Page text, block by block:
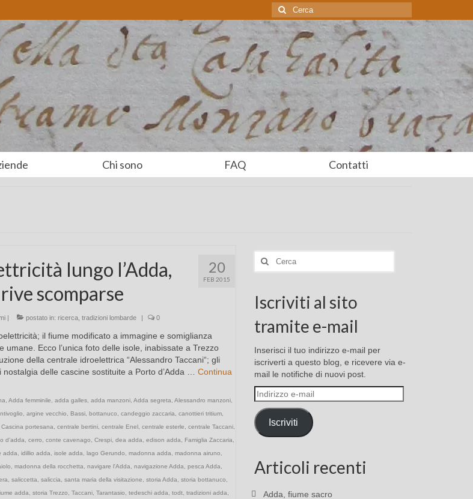
Cerca:
Chi sono FAQ Contatti
20
FEB 2015
lungo l’Adda,
scomparse
| postato in: ricerca, tradizioni lombarde | 0
il fiume modificato a immagine e somiglianza
umane. Ecco l’unica foto delle isole, inabissate a Trezzo
della centrale idroelettrica “Alessandro Taccani“; gli
nostalgia delle cascine sostituite a Porto d’Adda … Continua
Adda femminile adda galles, adda manzoni, Adda segreta Alessandro manzoni,
argine vecchio Bassi, bottanuco candeggio zaccaria canottieri tritium,
Cascina portesana centrale bertini, centrale Enel, centrale esterle centrale Taccani,
d’adda cerro conte cavenago Crespi, dea adda edison adda Famiglia Zaccaria
adda idillio adda isole adda lago Gerundo madonna adda madonna airuno
madonna della rocchetta navigare l'Adda navigazione Adda pesca Adda
saliccetta saliccia santa maria della visitazione storia Adda storia bottanuco
adda storia Trezzo Taccani, Tarantasio tedeschi adda todt, tradizioni adda
Cerca:
Iscriviti al sito
tramite e-mail
Inserisci il tuo indirizzo e-mail per
iscriverti a questo blog, e ricevere via e-
mail le notifiche di nuovi post.
Indirizzo
e-
mail
Iscriviti
Articoli recenti
Adda, fiume sacro